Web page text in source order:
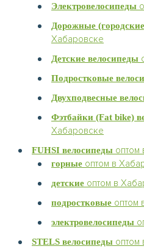
Электровелосипеды
Дорожные
Хабаровске
Детские велосипеды
Подростковые
Двухподвесные
Фэтбайки (Fat bike)
Хабаровске
FUHSI велосипеды оптом
горные оптом в
детские оптом в
подростковые оптом
электровелосипеды
STELS велосипеды оптом